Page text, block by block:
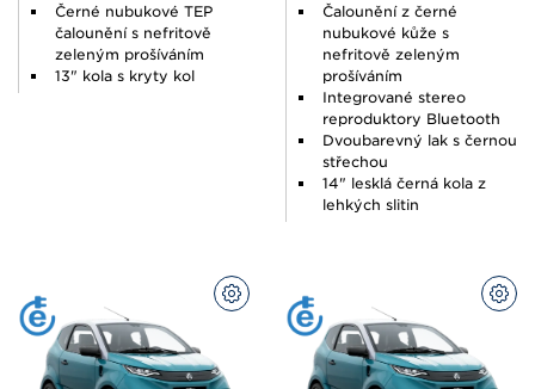
Černé nubukové TEP
čalounění s nefritově
zeleným prošíváním
13" kola s kryty kol
Čalounění z černé
nubukové kůže s
nefritově zeleným
prošíváním
Integrované stereo
reproduktory Bluetooth
Dvoubarevný lak s černou
střechou
14" lesklá černá kola z
lehkých slitin
PŘIZPŮSOBIT